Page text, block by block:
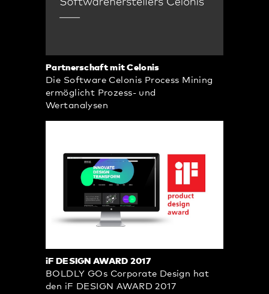
Partnerschaft mit Celonis
Die Software Celonis Process Mining
ermöglicht Prozess- und
Wertanalysen
iF DESIGN AWARD 2017
BOLDLY GOs Corporate Design hat
den iF DESIGN AWARD 2017